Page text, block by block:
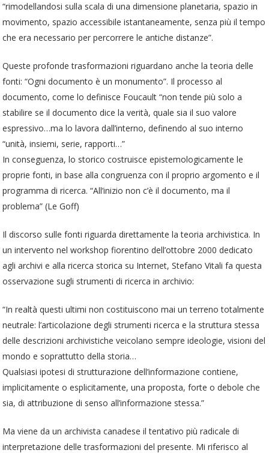
“rimodellandosi sulla scala di una dimensione planetaria, spazio in
movimento, spazio accessibile istantaneamente, senza più il tempo
che era necessario per percorrere le antiche distanze”.
Queste profonde trasformazioni riguardano anche la teoria delle
fonti: “Ogni documento è un monumento”. Il processo al
documento, come lo definisce Foucault “non tende più solo a
stabilire se il documento dice la verità, quale sia il suo valore
espressivo…ma lo lavora dall’interno, definendo al suo interno
“unità, insiemi, serie, rapporti…”
In conseguenza, lo storico costruisce epistemologicamente le
proprie fonti, in base alla congruenza con il proprio argomento e il
programma di ricerca. “All’inizio non c’è il documento, ma il
problema” (Le Goff)
Il discorso sulle fonti riguarda direttamente la teoria archivistica. In
un intervento nel workshop fiorentino dell’ottobre 2000 dedicato
agli archivi e alla ricerca storica su Internet, Stefano Vitali fa questa
osservazione sugli strumenti di ricerca in archivio:
“In realtà questi ultimi non costituiscono mai un terreno totalmente
neutrale: l’articolazione degli strumenti ricerca e la struttura stessa
delle descrizioni archivistiche veicolano sempre ideologie, visioni del
mondo e soprattutto della storia…
Qualsiasi ipotesi di strutturazione dell’informazione contiene,
implicitamente o esplicitamente, una proposta, forte o debole che
sia, di attribuzione di senso all’informazione stessa.”
Ma viene da un archivista canadese il tentativo più radicale di
interpretazione delle trasformazioni del presente. Mi riferisco al